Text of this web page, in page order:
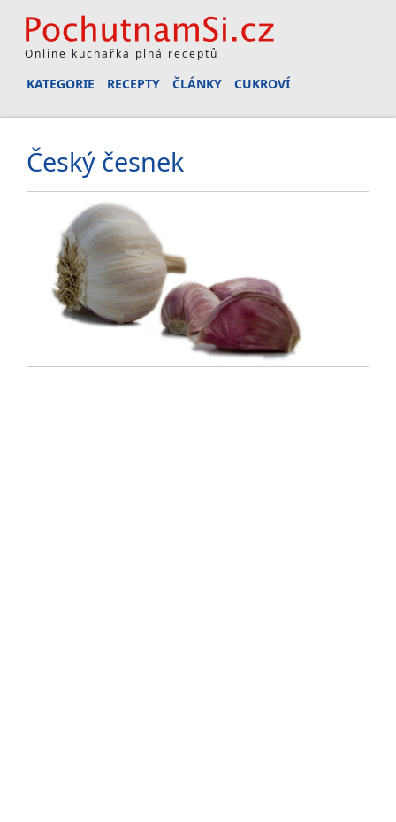
Online kuchařka plná receptů
KATEGORIE RECEPTY ČLÁNKY CUKROVÍ
Český česnek